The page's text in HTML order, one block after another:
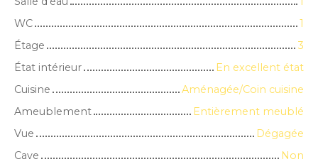
WC
1
Étage
3
État intérieur
En excellent état
Cuisine
Aménagée/Coin cuisine
Ameublement
Entièrement meublé
Vue
Dégagée
Cave
Non